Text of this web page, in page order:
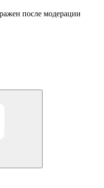
после модерации